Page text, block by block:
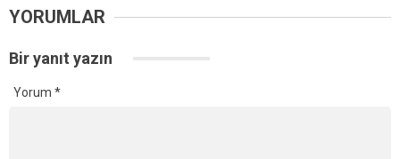
YORUMLAR
Bir yanıt yazın
Yorum *